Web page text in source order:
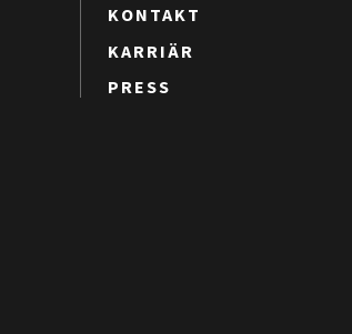
KONTAKT
KARRIÄR
PRESS